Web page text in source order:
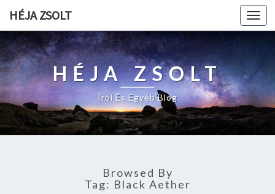
HÉJA ZSOLT
HÉJA ZSOLT
Írói És Egyéb Blog
Browsed By
Tag: Black Aether